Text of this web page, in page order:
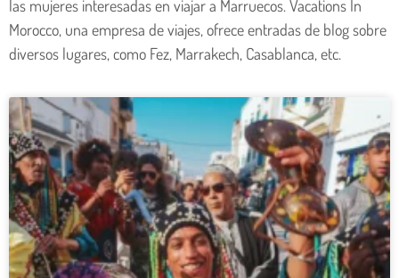
las mujeres interesadas en viajar a Marruecos. Vacations In
Morocco, una empresa de viajes, ofrece entradas de blog sobre
diversos lugares, como Fez, Marrakech, Casablanca, etc.